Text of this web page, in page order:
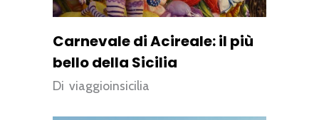
Carnevale di Acireale: il più
bello della Sicilia
Di viaggioinsicilia